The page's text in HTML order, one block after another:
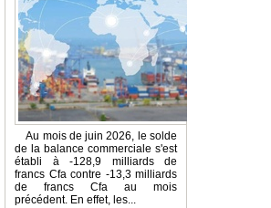
Au mois de juin 2026, le solde
de la balance commerciale s'est
établi à -128,9 milliards de
francs Cfa contre -13,3 milliards
de francs Cfa au mois
précédent. En effet, les...